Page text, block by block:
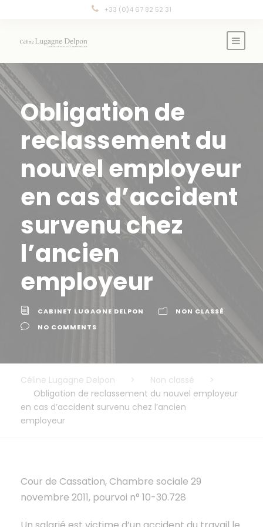
Panneau de gestion des cookies+33 (0)4 67 82 52 31
Obligation de
reclassement du
nouvel employeur
en cas d’accident
survenu chez
l’ancien
employeur
CABINET LUGAGNE DELPON
NON CLASSÉ
NO COMMENTS
Céline Lugagne Delpon > Non classé
>
Obligation de reclassement du nouvel employeur
en cas d’accident survenu chez l’ancien
employeur
Cour de Cassation, Chambre sociale 29
novembre 2011, pourvoi n° 10-30.728